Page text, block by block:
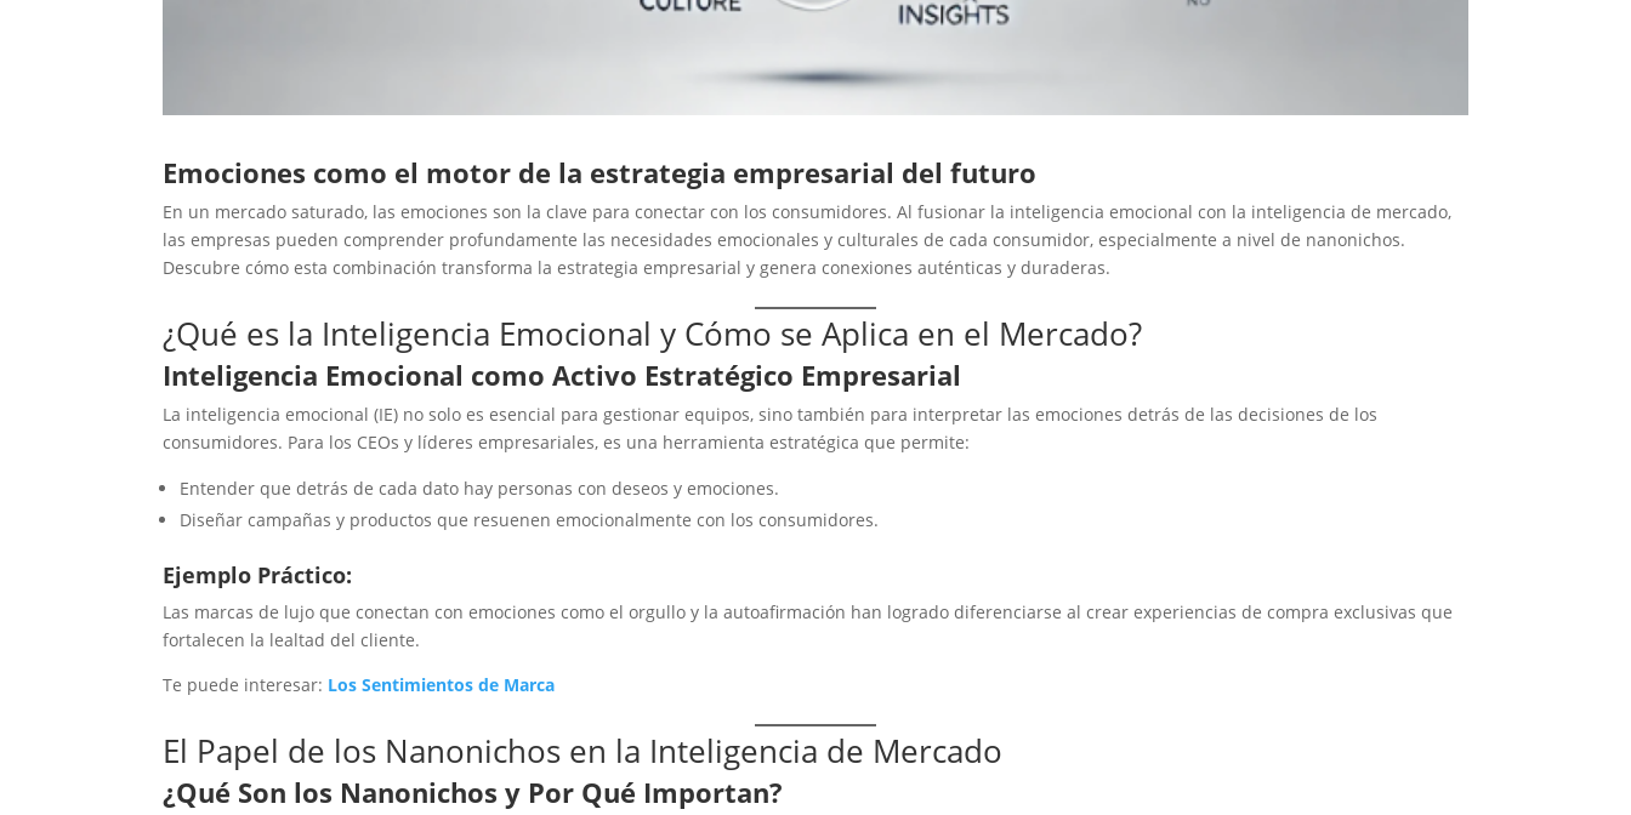
Emociones como el motor de la estrategia empresarial del futuro
En un mercado saturado, las emociones son la clave para conectar con los consumidores. Al fusionar la inteligencia emocional con la inteligencia de mercado,
las empresas pueden comprender profundamente las necesidades emocionales y culturales de cada consumidor, especialmente a nivel de nanonichos.
Descubre cómo esta combinación transforma la estrategia empresarial y genera conexiones auténticas y duraderas.
¿Qué es la Inteligencia Emocional y Cómo se Aplica en el Mercado?
Inteligencia Emocional como Activo Estratégico Empresarial
La inteligencia emocional (IE) no solo es esencial para gestionar equipos, sino también para interpretar las emociones detrás de las decisiones de los
consumidores. Para los CEOs y líderes empresariales, es una herramienta estratégica que permite:
Entender que detrás de cada dato hay personas con deseos y emociones.
Diseñar campañas y productos que resuenen emocionalmente con los consumidores.
Ejemplo Práctico:
Las marcas de lujo que conectan con emociones como el orgullo y la autoafirmación han logrado diferenciarse al crear experiencias de compra exclusivas que
fortalecen la lealtad del cliente.
Te puede interesar: Los Sentimientos de Marca
El Papel de los Nanonichos en la Inteligencia de Mercado
¿Qué Son los Nanonichos y Por Qué Importan?